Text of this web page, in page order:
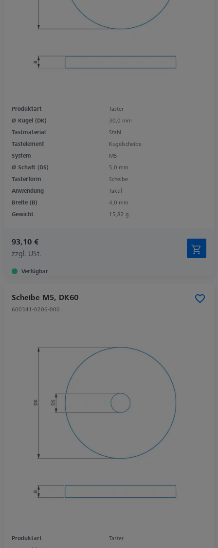
Produktart
Taster
Ø Kugel (DK)
30,0 mm
Tastmaterial
Stahl
Tastelement
Kugelscheibe
System
M5
Ø Schaft (DS)
5,0 mm
Tasterform
Scheibe
Anwendung
Taktil
Breite (B)
4,0 mm
Gewicht
15,82 g
93,10 €
zzgl. USt.
Verfügbar
Scheibe M5, DK60
600341-0206-000
Produktart
Taster